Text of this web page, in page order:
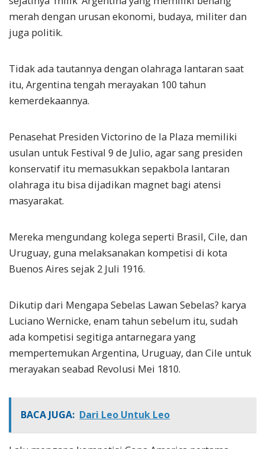
merah dengan urusan ekonomi, budaya, militer dan
juga politik.
Tidak ada tautannya dengan olahraga lantaran saat
itu, Argentina tengah merayakan 100 tahun
kemerdekaannya.
Penasehat Presiden Victorino de la Plaza memiliki
usulan untuk Festival 9 de Julio, agar sang presiden
konservatif itu memasukkan sepakbola lantaran
olahraga itu bisa dijadikan magnet bagi atensi
masyarakat.
Mereka mengundang kolega seperti Brasil, Cile, dan
Uruguay, guna melaksanakan kompetisi di kota
Buenos Aires sejak 2 Juli 1916.
Dikutip dari Mengapa Sebelas Lawan Sebelas? karya
Luciano Wernicke, enam tahun sebelum itu, sudah
ada kompetisi segitiga antarnegara yang
mempertemukan Argentina, Uruguay, dan Cile untuk
merayakan seabad Revolusi Mei 1810.
BACA JUGA: Dari Leo Untuk Leo